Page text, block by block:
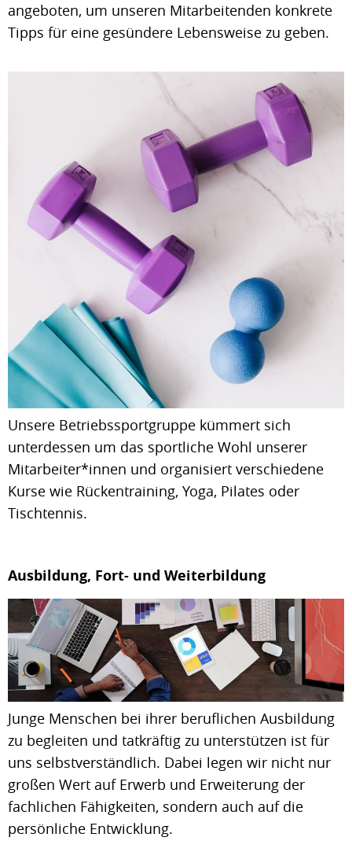
angeboten, um unseren Mitarbeitenden konkrete
Tipps für eine gesündere Lebensweise zu geben.
Unsere Betriebssportgruppe kümmert sich
unterdessen um das sportliche Wohl unserer
Mitarbeiter*innen und organisiert verschiedene
Kurse wie Rückentraining, Yoga, Pilates oder
Tischtennis.
Ausbildung, Fort- und Weiterbildung
Junge Menschen bei ihrer beruflichen Ausbildung
zu begleiten und tatkräftig zu unterstützen ist für
uns selbstverständlich. Dabei legen wir nicht nur
großen Wert auf Erwerb und Erweiterung der
fachlichen Fähigkeiten, sondern auch auf die
persönliche Entwicklung.